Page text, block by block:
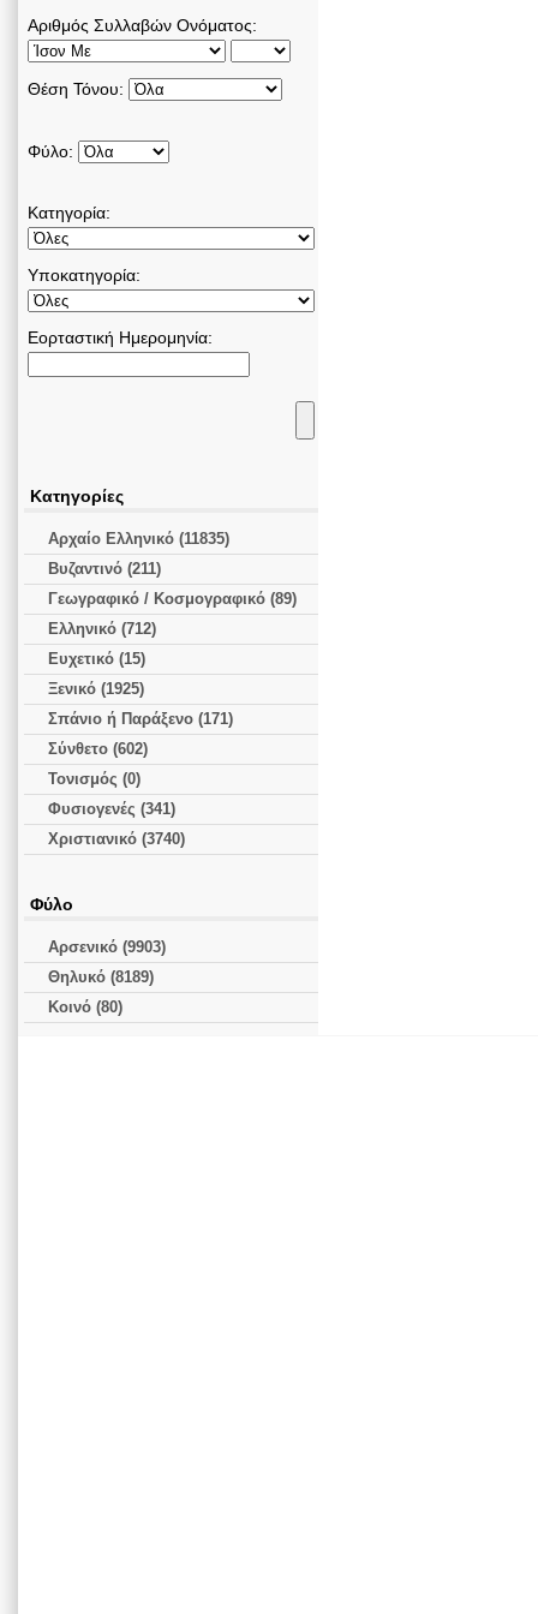
Αριθμός Συλλαβών Ονόματος:
Θέση Τόνου:
Φύλο:
Κατηγορία:
Υποκατηγορία:
Εορταστική Ημερομηνία:
Κατηγορίες
Αρχαίο Ελληνικό (11835)
Βυζαντινό (211)
Γεωγραφικό / Κοσμογραφικό (89)
Ελληνικό (712)
Ευχετικό (15)
Ξενικό (1925)
Σπάνιο ή Παράξενο (171)
Σύνθετο (602)
Τονισμός (0)
Φυσιογενές (341)
Χριστιανικό (3740)
Φύλο
Αρσενικό (9903)
Θηλυκό (8189)
Κοινό (80)